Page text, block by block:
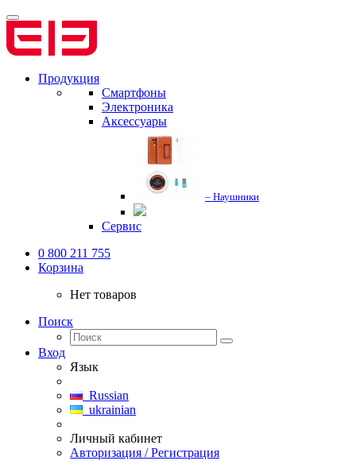
Продукция
Смартфоны
Электроника
Аксессуары
– Наушники
Сервис
0 800 211 755
Корзина
Нет товаров
Поиск
Вход
Язык
Russian
ukrainian
Личный кабинет
Авторизация / Регистрация